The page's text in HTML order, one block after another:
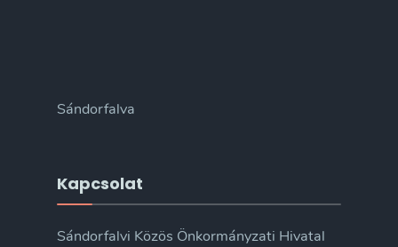
Sándorfalva
Kapcsolat
Sándorfalvi Közös Önkormányzati Hivatal